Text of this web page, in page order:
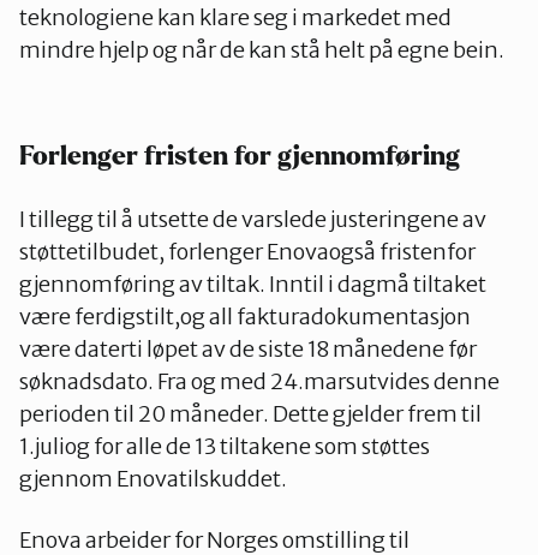
teknologiene kan klare seg i markedet med
mindre hjelp og når de kan stå helt på egne bein.
Forlenger fristen for gjennomføring
I tillegg til å utsette de varslede justeringene av
støttetilbudet, forlenger Enovaogså fristenfor
gjennomføring av tiltak. Inntil i dagmå tiltaket
være ferdigstilt,og all fakturadokumentasjon
være daterti løpet av de siste 18 månedene før
søknadsdato. Fra og med 24.marsutvides denne
perioden til 20 måneder. Dette gjelder frem til
1.juliog for alle de 13 tiltakene som støttes
gjennom Enovatilskuddet.
Enova arbeider for Norges omstilling til